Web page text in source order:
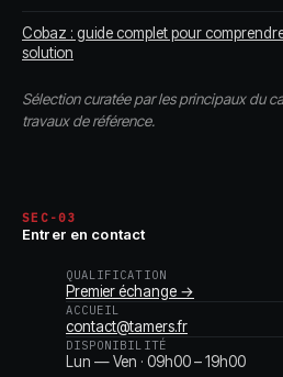
Cobaz : guide complet pour
solution
Sélection curatée par les principaux du
travaux de référence.
SEC-03
Entrer en contact
QUALIFICATION
Premier échange →
ACCUEIL
contact@tamers.fr
DISPONIBILITÉ
Lun — Ven · 09h00 – 19h00